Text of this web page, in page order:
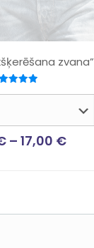
zvana”
– 17,00 €